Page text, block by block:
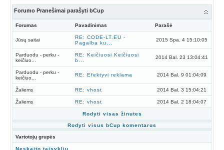
Forumo Pranešimai parašyti bCup
Forumas Pavadinimas Parašė
Jūsų saitai
RE: CODE-LT.EU -
Pagalba ku...
2015 Spa. 4 15:10:05
Parduodu - perku -
keičiuo...
RE: Keičiuosi Keičiuosi
b...
2014 Bal. 23 13:04:41
Parduodu - perku -
keičiuo...
RE: Efektyvi reklama 2014 Bal. 9 01:04:09
Žaliems RE: vhost 2014 Bal. 3 15:04:21
Žaliems RE: vhost 2014 Bal. 2 18:04:07
Rodyti visas žinutes
Rodyti visus bCup komentarus
Vartotojų grupės
Neskaito taisyklių